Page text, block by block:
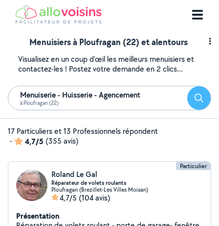
Menuisiers à Ploufragan (22) et alentours
Visualisez en un coup d'œil les meilleurs menuisiers et
contactez-les ! Postez votre demande en 2 clics...
Menuiserie - Huisserie - Agencement
à Ploufragan (22)
17 Particuliers et 13 Professionnels répondent
-
4,7/5 (355 avis)
Particulier
Roland Le Gal
Réparateur de volets roulants
Ploufragan (Brezillet-Les Villes Moisan)
4,7/5 (104 avis)
Présentation